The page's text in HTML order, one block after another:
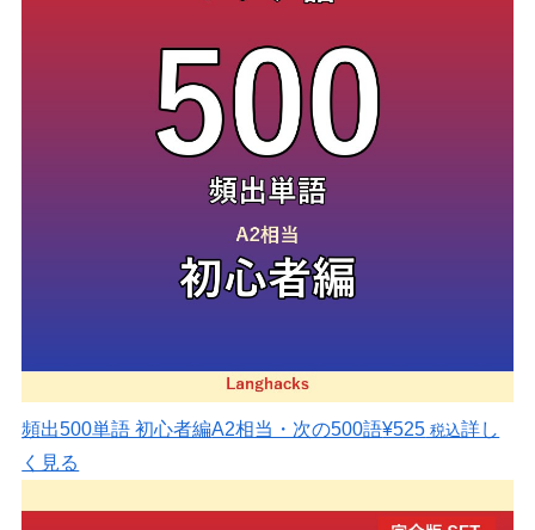
頻出500単語 初心者編A2相当・次の500語¥525 税込詳し
く見る